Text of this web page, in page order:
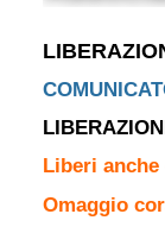
Liberi
Omaggio